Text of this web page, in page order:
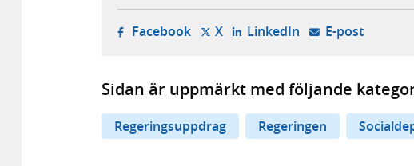
Facebook- öppnas i ny flik, extern webbplats,
X- öppnas i ny flik, extern
LinkedIn- öppnas i ny flik,
E-post-
Sidan är uppmärkt med följande
Regeringsuppdrag Regeringen